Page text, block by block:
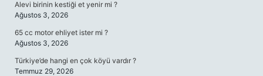
Alevi birinin kestiği et yenir mi ?
Ağustos 3, 2026
65 cc motor ehliyet ister mi ?
Ağustos 3, 2026
Türkiye’de hangi en çok köyü vardır ?
Temmuz 29, 2026